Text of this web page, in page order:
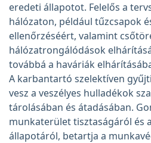
eredeti állapotot. Felelős a
hálózaton, például tűzcsapok
ellenőrzéséért, valamint
hálózatrongálódások
továbbá a haváriák
A karbantartó szelektíven
vesz a veszélyes hulladékok
tárolásában és átadásában.
munkaterület tisztaságáról és
állapotáról, betartja a